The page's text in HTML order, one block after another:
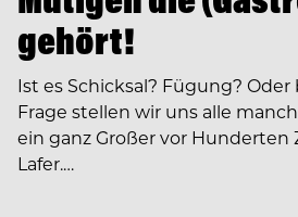
gehört!
Ist es Schicksal? Fügung? Oder
Frage stellen wir uns alle
ein ganz Großer vor Hunderten
Lafer.…